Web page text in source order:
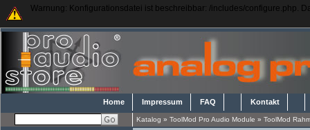
Warnung: Konfigurationsdatei ist beschreibbar: /includes/configure.php.
Home Impressum FAQ Kontakt
Katalog » ToolMod Pro Audio Module » ToolMod